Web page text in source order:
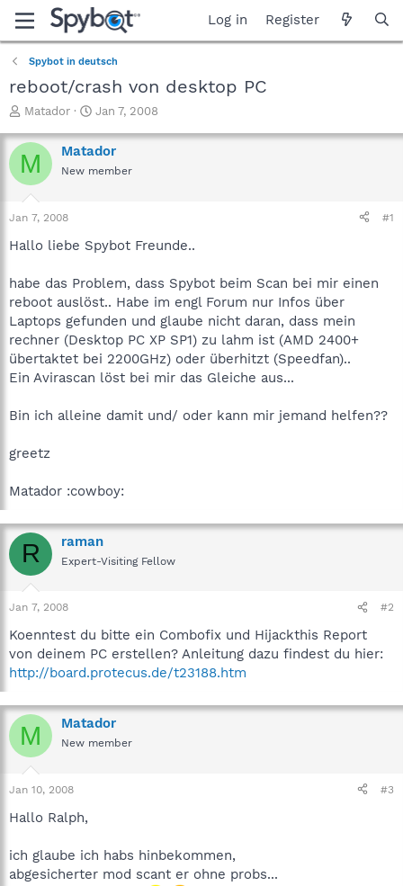
Log in Register
Spybot in deutsch
reboot/crash von desktop PC
T
r
e
a
t
a
e
r
Matador
S
a
r
t
e
Jan 7, 2008
M Matador
New member
Jan 7, 2008 #1
Hallo liebe Spybot Freunde..
habe das Problem, dass Spybot beim Scan bei mir einen
reboot auslöst.. Habe im engl Forum nur Infos über
Laptops gefunden und glaube nicht daran, dass mein
rechner (Desktop PC XP SP1) zu lahm ist (AMD 2400+
übertaktet bei 2200GHz) oder überhitzt (Speedfan)..
Ein Avirascan löst bei mir das Gleiche aus...
Bin ich alleine damit und/ oder kann mir jemand helfen??
greetz
Matador :cowboy:
R raman
Expert-Visiting Fellow
Jan 7, 2008 #2
Koenntest du bitte ein Combofix und Hijackthis Report
von deinem PC erstellen? Anleitung dazu findest du hier:
http://board.protecus.de/t23188.htm
M Matador
New member
Jan 10, 2008 #3
Hallo Ralph,
ich glaube ich habs hinbekommen,
abgesicherter mod scant er ohne probs...